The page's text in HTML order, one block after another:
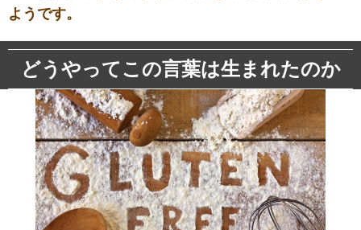
ようです。
どうやってこの言葉は生まれたのか